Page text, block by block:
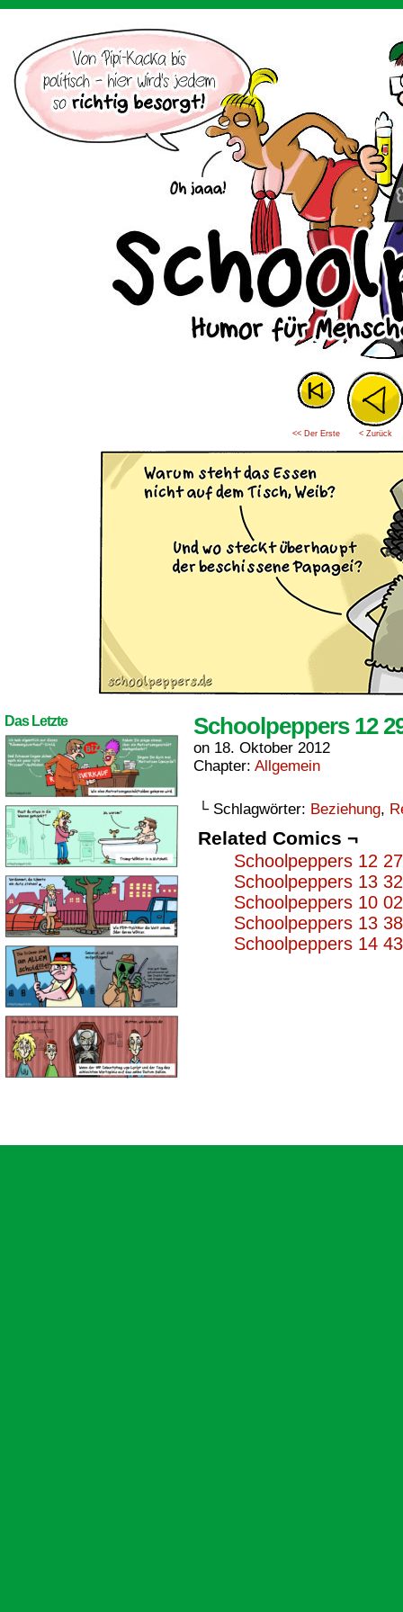
<< Der Erste < Zurück
Das Letzte Schoolpeppers 12
on 18. Oktober 2012
Chapter: Allgemein
└ Schlagwörter: Beziehung,
Related Comics ¬
Schoolpeppers 12
Schoolpeppers 13
Schoolpeppers 10
Schoolpeppers 13
Schoolpeppers 14